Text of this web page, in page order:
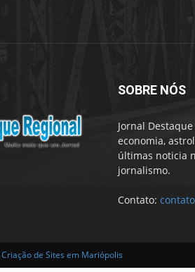
SOBRE NÓS
Jornal
economia,
últimas noticia
jornalismo.
Contato:
Criação de Sites em Mariópolis